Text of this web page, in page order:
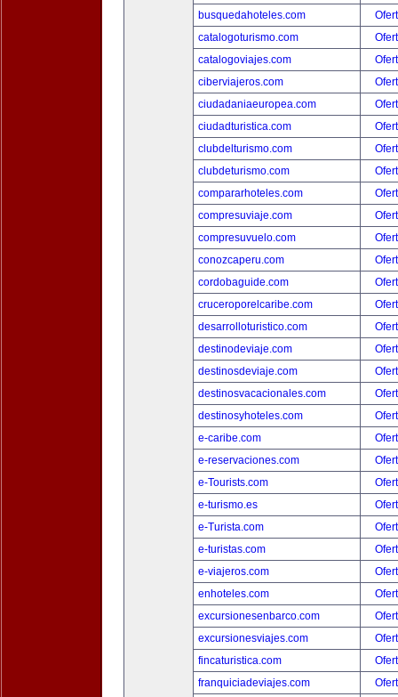
busquedahoteles.com
catalogoturismo.com
catalogoviajes.com
ciberviajeros.com
ciudadaniaeuropea.com
ciudadturistica.com
clubdelturismo.com
clubdeturismo.com
compararhoteles.com
compresuviaje.com
compresuvuelo.com
conozcaperu.com
cordobaguide.com
cruceroporelcaribe.com
desarrolloturistico.com
destinodeviaje.com
destinosdeviaje.com
destinosvacacionales.com
destinosyhoteles.com
e-caribe.com
e-reservaciones.com
e-Tourists.com
e-turismo.es
e-Turista.com
e-turistas.com
e-viajeros.com
enhoteles.com
excursionesenbarco.com
excursionesviajes.com
fincaturistica.com
franquiciadeviajes.com